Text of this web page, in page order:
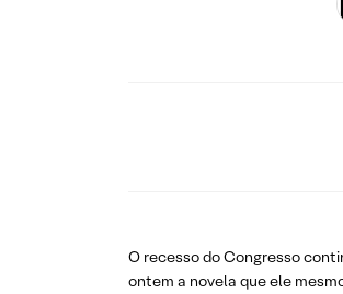
O recesso do Congresso
ontem a novela que ele